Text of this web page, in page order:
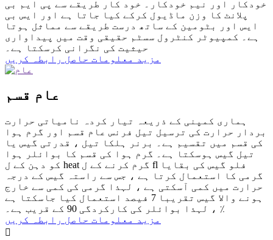
خودکار اور نیم خودکار۔ خود کار طریقے سے پی ایم بی
پلانٹ کا وزن ماڈیول کرکے کیا جاتا ہے اور ایس بی
ایس اور بٹومین کے ساتھ درست طریقے سے مماثل ہوتا
ہے۔ کمپیوٹر کنٹرول سسٹم حقیقی وقت میں پیداواری
حیثیت کی نگرانی کرسکتا ہے۔
مزید معلومات حاصل رابطہ کریں
عام قسم
ہماری کمپنی کے ذریعہ تیار کردہ نامیاتی حرارت
بردار حرارت کی ترسیل تیل فرنس عام قسم اور گرم ہوا
کی قسم میں تقسیم ہے۔ برنر ہلکا تیل ، قدرتی گیس یا
تیل گیس ہوسکتا ہے۔ گرم ہوا کی قسم کا بوائلر ہوا
کو دہن کے ل heat گرم کرنے کے ل fl فلو گیس کی بقایا
گرمی کا استعمال کرتا ہے ، جس سے راستہ گیس کے درجہ
حرارت میں کمی آسکتی ہے ، لہذا گرمی کی کمی سے خارج
ہونے والا گیس تقریبا 7 فیصد استعمال کیا جاسکتا ہے
، لہذا بوائلر کی کارکردگی 90 کے قریب ہے۔ ٪
مزید معلومات حاصل رابطہ کریں
